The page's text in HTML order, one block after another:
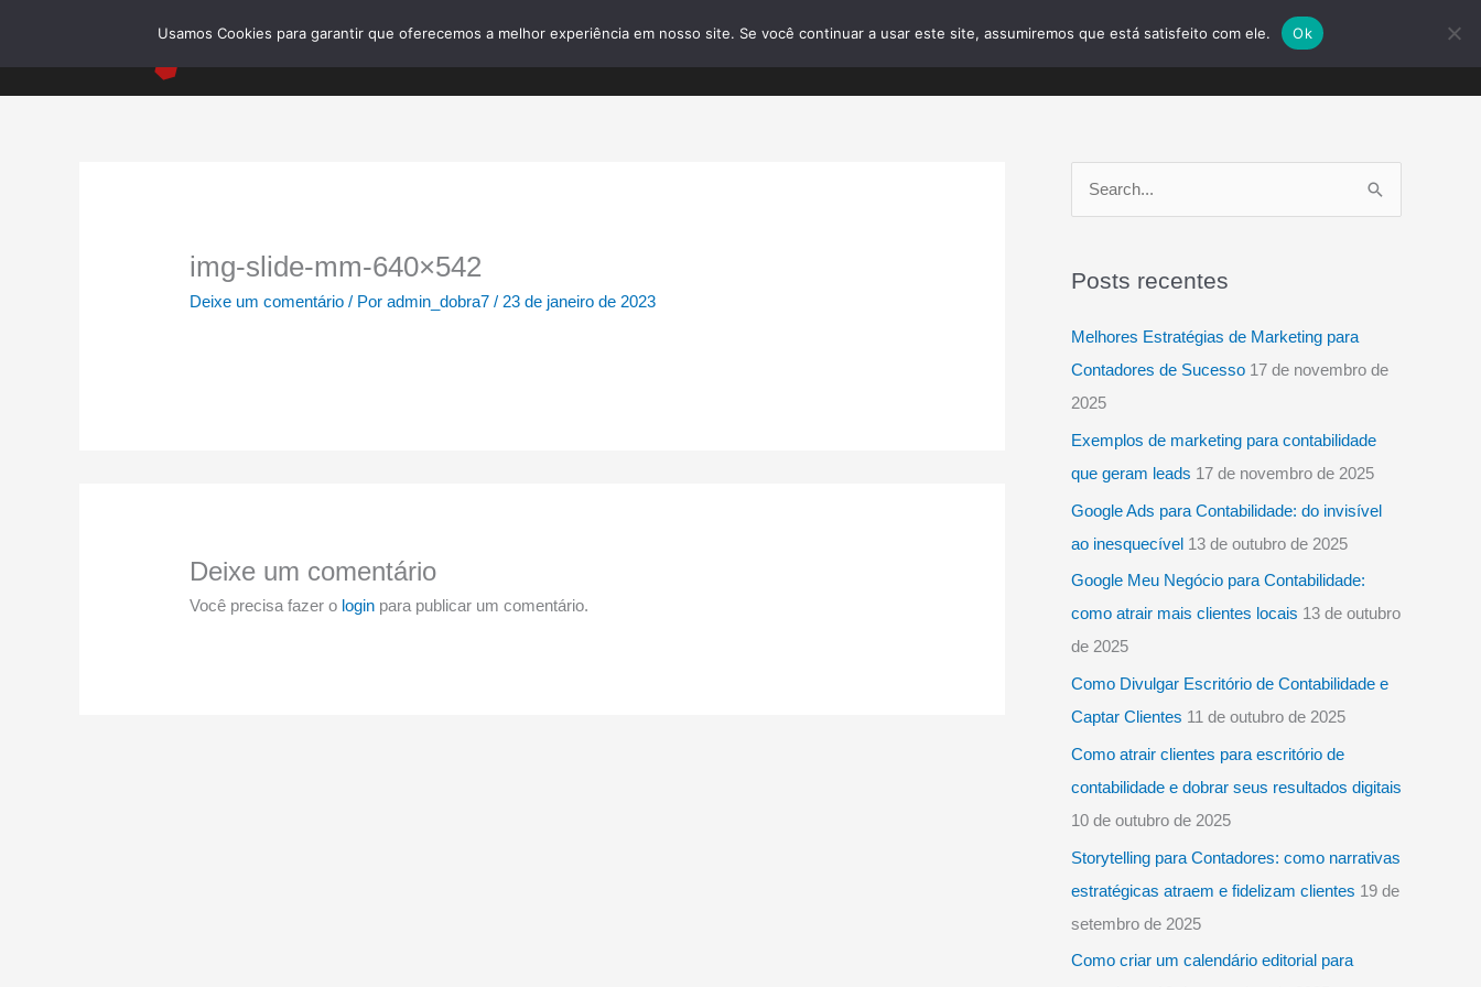
o
home o que fazemos sobre nós blog contato ORÇAMENTO
img-slide-mm-640×542
Deixe um comentário / Poradmin_dobra7/ 23 de janeiro de 2023
Deixe um comentário
Você precisa fazer o login para publicar um comentário.
q
u
s
:
Posts recentes
Melhores Estratégias de Marketing para
Contadores de Sucesso 17 de novembro de
2025
Exemplos de marketing para contabilidade
que geram leads 17 de novembro de 2025
Google Ads para Contabilidade: do invisível
ao inesquecível 13 de outubro de 2025
Google Meu Negócio para Contabilidade:
como atrair mais clientes locais 13 de outubro
de 2025
Como Divulgar Escritório de Contabilidade e
Captar Clientes 11 de outubro de 2025
Como atrair clientes para escritório de
contabilidade e dobrar seus resultados digitais
10 de outubro de 2025
Storytelling para Contadores: como narrativas
estratégicas atraem e fidelizam clientes 19 de
setembro de 2025
Como criar um calendário editorial para
Usamos Cookies para garantir que oferecemos a melhor experiência em nosso site. Se você continuar a usar este site, assumiremos que está satisfeito com ele. Ok